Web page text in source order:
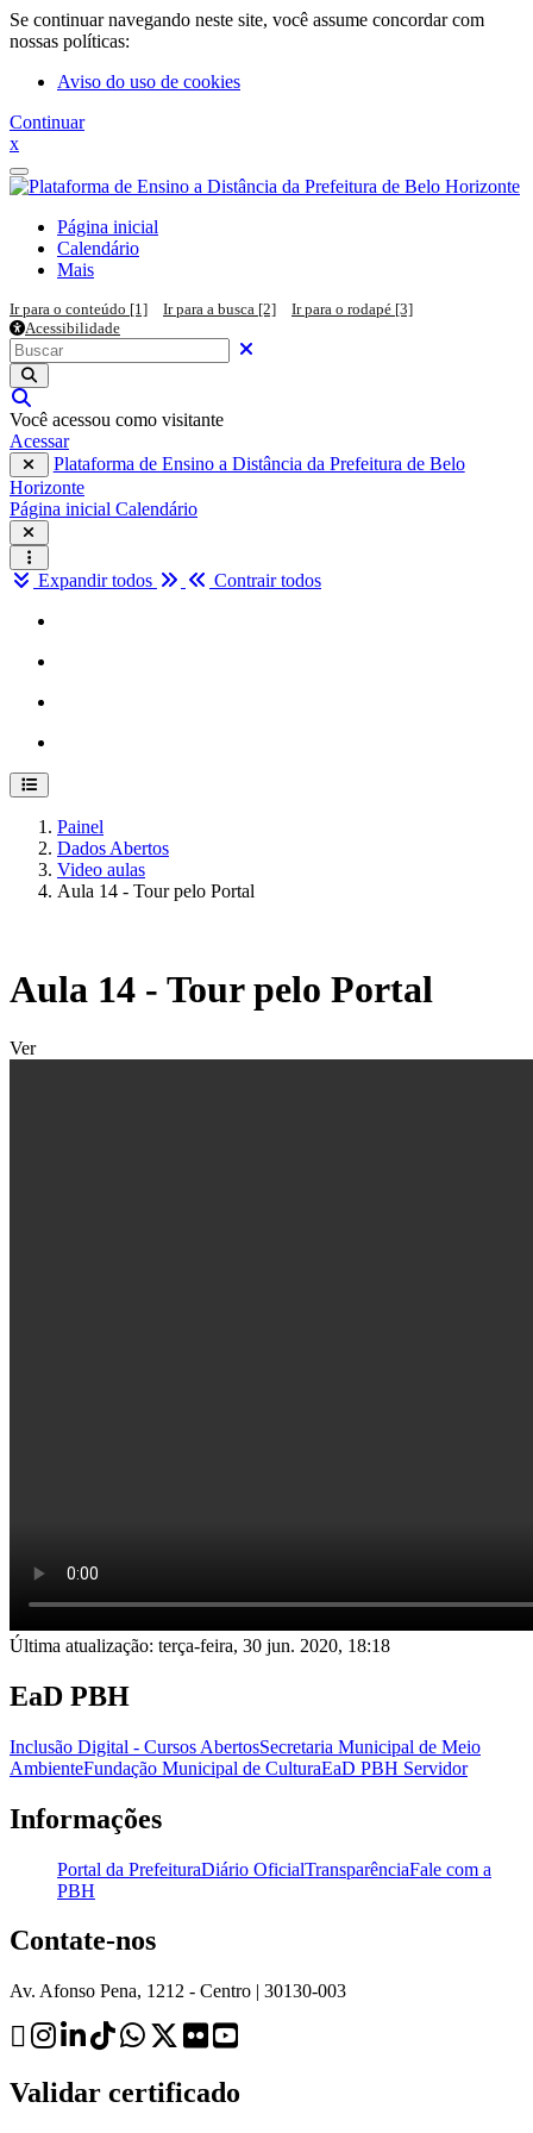
Ir para o conteúdo principal
Se continuar navegando neste site, você assume concordar com
nossas políticas:
Aviso do uso de cookies
Continuar
x
Painel lateral
Página inicial
Calendário
Mais
Ir para o conteúdo [1] Ir para a busca [2]
Ir para o rodapé [3]
Acessibilidade
Pesquisar em todo o site
Buscar
Executar pesquisa
Você acessou como visitante
Acessar
Plataforma de Ensino a Distância da Prefeitura de Belo
Horizonte
Página inicial Calendário
Expandir todos Contrair todos
Abrir índice do curso
Painel
Dados Abertos
Video aulas
Aula 14 - Tour pelo Portal
Aula 14 - Tour pelo Portal
Condições de conclusão
Ver
Última atualização: terça-feira, 30 jun. 2020, 18:18
EaD PBH
Inclusão Digital - Cursos AbertosSecretaria Municipal de Meio
AmbienteFundação Municipal de CulturaEaD PBH Servidor
Informações
Portal da PrefeituraDiário OficialTransparênciaFale com a
PBH
Contate-nos
Av. Afonso Pena, 1212 - Centro | 30130-003
Validar certificado